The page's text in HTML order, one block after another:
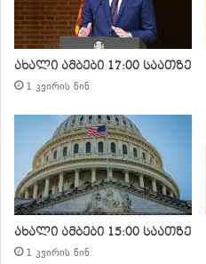
ახალი ამბები 17:00 საათზე
1 კვირის წინ
ახალი ამბები 15:00 საათზე
1 კვირის წინ